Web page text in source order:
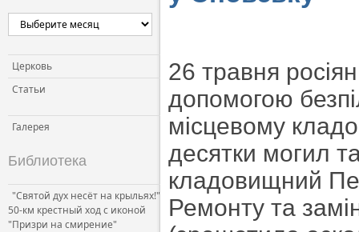
Церковь и СМИ
Церковь
Статьи
Галерея
Библиотека
"Святой дух несёт на крыльях!"
50-км крестный ход с иконой
"Призри на смирение"
26 травня
допомогою
місцевому
десятки могил
кладовищний
Ремонту та